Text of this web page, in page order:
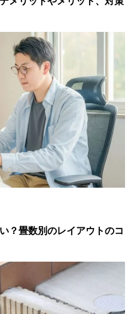
？畳数別のレイアウトのコ